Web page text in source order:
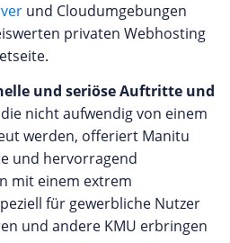
und Cloudumgebungen
privaten Webhosting
und seriöse Auftritte und
nicht aufwendig von einem
werden, offeriert Manitu
und hervorragend
mit einem extrem
für gewerbliche Nutzer
und andere KMU erbringen